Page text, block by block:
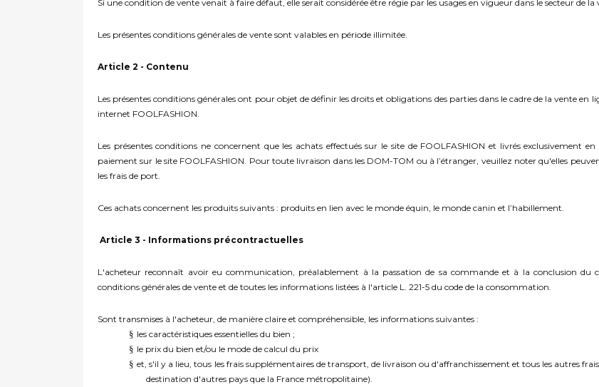
Si une condition de vente venait à faire défaut, elle serait considérée être régie par les usages en vigueur dans le secteur de la
Les présentes conditions générales de vente sont valables en période illimitée.
Article 2 - Contenu
Les présentes conditions générales ont pour objet de définir les droits et obligations des parties dans le cadre de la vente
internet FOOLFASHION.
Les présentes conditions ne concernent que les achats effectués sur le site de FOOLFASHION et livrés exclusivement
paiement sur le site FOOLFASHION. Pour toute livraison dans les DOM-TOM ou à l’étranger, veuillez noter qu'elles
les frais de port.
Ces achats concernent les produits suivants : produits en lien avec le monde équin, le monde canin et l’habillement.
Article 3 - Informations précontractuelles
L'acheteur reconnaît avoir eu communication, préalablement à la passation de sa commande et à la conclusion du
conditions générales de vente et de toutes les informations listées à l'article L. 221-5 du code de la consommation.
Sont transmises à l'acheteur, de manière claire et compréhensible, les informations suivantes :
§ les caractéristiques essentielles du bien ;
§ le prix du bien et/ou le mode de calcul du prix
§ et, s'il y a lieu, tous les frais supplémentaires de transport, de livraison ou d'affranchissement et tous les autres
destination d'autres pays que la France métropolitaine).